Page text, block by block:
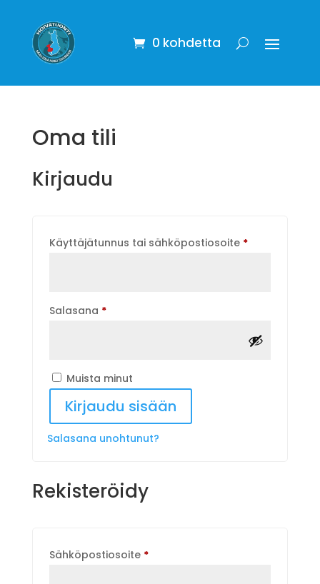
0 kohdetta
Oma tili
Kirjaudu
Käyttäjätunnus tai sähköpostiosoite *Vaaditaan
Salasana *Vaaditaan
Muista minut
Kirjaudu sisään
Salasana unohtunut?
Rekisteröidy
Sähköpostiosoite *Vaaditaan